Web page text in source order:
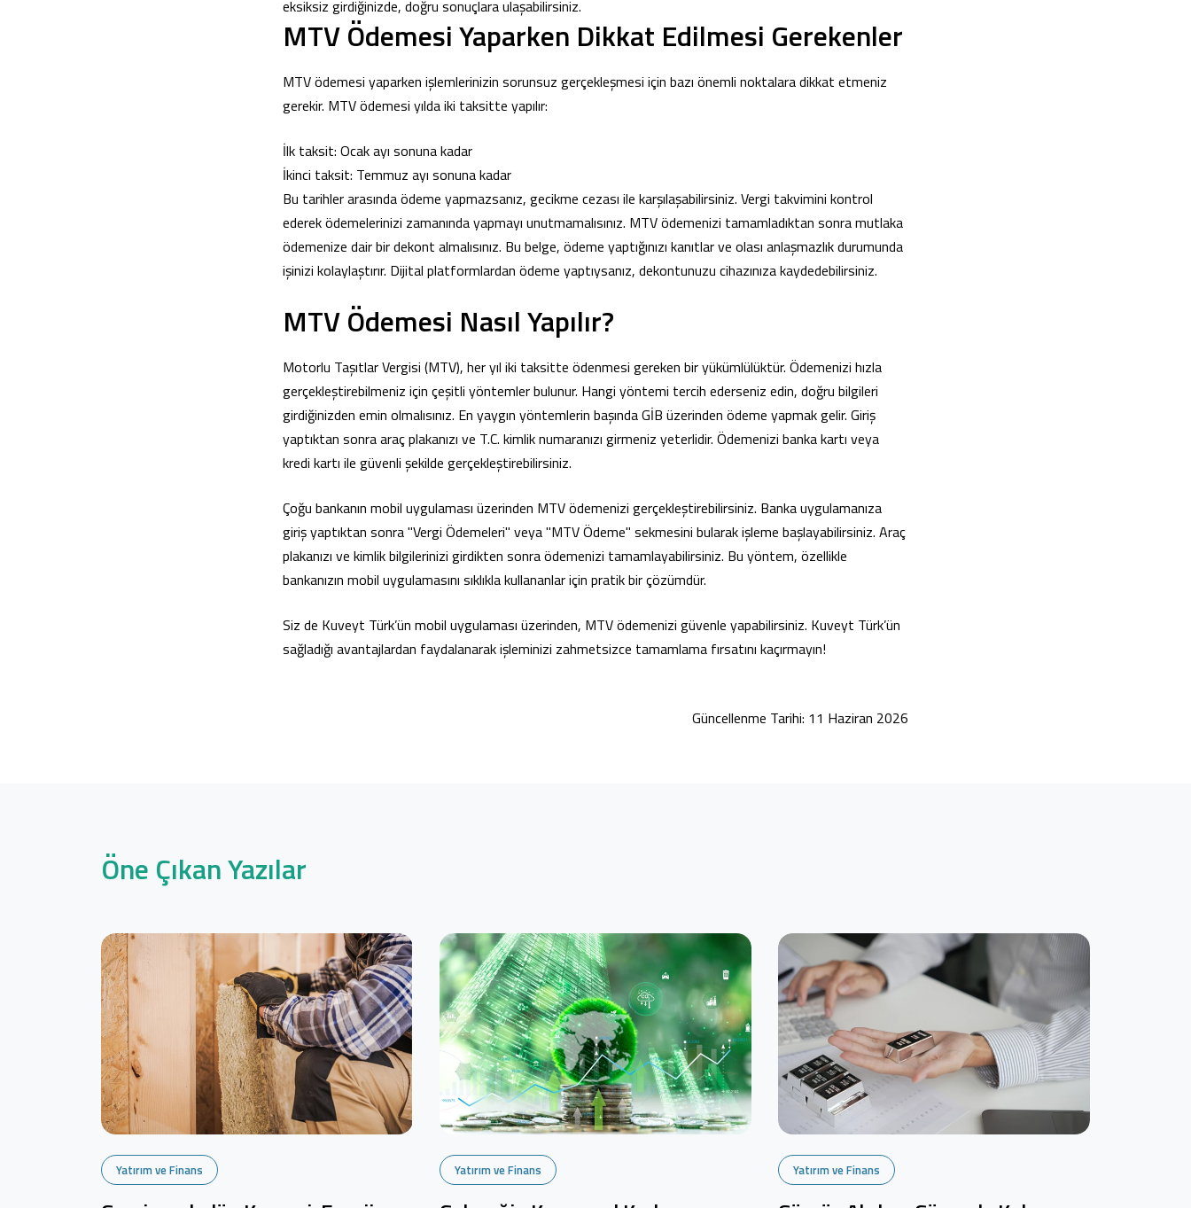
eksiksiz girdiğinizde, doğru sonuçlara ulaşabilirsiniz.
MTV Ödemesi Yaparken Dikkat Edilmesi Gerekenler
MTV ödemesi yaparken işlemlerinizin sorunsuz gerçekleşmesi için bazı önemli noktalara dikkat etmeniz
gerekir. MTV ödemesi yılda iki taksitte yapılır:
İlk taksit: Ocak ayı sonuna kadar
İkinci taksit: Temmuz ayı sonuna kadar
Bu tarihler arasında ödeme yapmazsanız, gecikme cezası ile karşılaşabilirsiniz. Vergi takvimini kontrol
ederek ödemelerinizi zamanında yapmayı unutmamalısınız. MTV ödemenizi tamamladıktan sonra mutlaka
ödemenize dair bir dekont almalısınız. Bu belge, ödeme yaptığınızı kanıtlar ve olası anlaşmazlık durumunda
işinizi kolaylaştırır. Dijital platformlardan ödeme yaptıysanız, dekontunuzu cihazınıza kaydedebilirsiniz.
MTV Ödemesi Nasıl Yapılır?
Motorlu Taşıtlar Vergisi (MTV), her yıl iki taksitte ödenmesi gereken bir yükümlülüktür. Ödemenizi hızla
gerçekleştirebilmeniz için çeşitli yöntemler bulunur. Hangi yöntemi tercih ederseniz edin, doğru bilgileri
girdiğinizden emin olmalısınız. En yaygın yöntemlerin başında GİB üzerinden ödeme yapmak gelir. Giriş
yaptıktan sonra araç plakanızı ve T.C. kimlik numaranızı girmeniz yeterlidir. Ödemenizi banka kartı veya
kredi kartı ile güvenli şekilde gerçekleştirebilirsiniz.
Çoğu bankanın mobil uygulaması üzerinden MTV ödemenizi gerçekleştirebilirsiniz. Banka uygulamanıza
giriş yaptıktan sonra "Vergi Ödemeleri" veya "MTV Ödeme" sekmesini bularak işleme başlayabilirsiniz. Araç
plakanızı ve kimlik bilgilerinizi girdikten sonra ödemenizi tamamlayabilirsiniz. Bu yöntem, özellikle
bankanızın mobil uygulamasını sıklıkla kullananlar için pratik bir çözümdür.
Siz de Kuveyt Türk’ün mobil uygulaması üzerinden, MTV ödemenizi güvenle yapabilirsiniz. Kuveyt Türk’ün
sağladığı avantajlardan faydalanarak işleminizi zahmetsizce tamamlama fırsatını kaçırmayın!
Güncellenme Tarihi: 11 Haziran 2026
Öne Çıkan Yazılar
Yatırım ve Finans Yatırım ve Finans Yatırım ve Finans